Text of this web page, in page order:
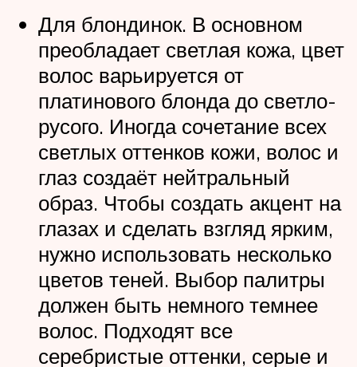
Для блондинок. В основном
преобладает светлая кожа, цвет
волос варьируется от
платинового блонда до светло-
русого. Иногда сочетание всех
светлых оттенков кожи, волос и
глаз создаёт нейтральный
образ. Чтобы создать акцент на
глазах и сделать взгляд ярким,
нужно использовать несколько
цветов теней. Выбор палитры
должен быть немного темнее
волос. Подходят все
серебристые оттенки, серые и